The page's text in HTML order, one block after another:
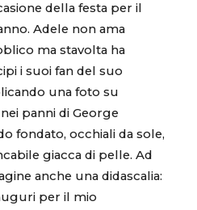
della festa per il
Adele non ama
ma stavolta ha
i suoi fan del suo
una foto su
panni di George
fondato, occhiali da sole,
giacca di pelle. Ad
anche una didascalia:
per il mio